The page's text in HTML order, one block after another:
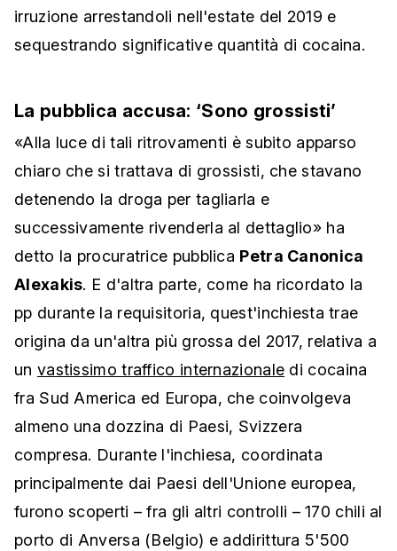
irruzione arrestandoli nell'estate del 2019 e
sequestrando significative quantità di cocaina.
La pubblica accusa: ‘Sono grossisti’
«Alla luce di tali ritrovamenti è subito apparso
chiaro che si trattava di grossisti, che stavano
detenendo la droga per tagliarla e
successivamente rivenderla al dettaglio» ha
detto la procuratrice pubblica Petra Canonica
Alexakis. E d'altra parte, come ha ricordato la
pp durante la requisitoria, quest'inchiesta trae
origina da un'altra più grossa del 2017, relativa a
un vastissimo traffico internazionale di cocaina
fra Sud America ed Europa, che coinvolgeva
almeno una dozzina di Paesi, Svizzera
compresa. Durante l'inchiesa, coordinata
principalmente dai Paesi dell'Unione europea,
furono scoperti – fra gli altri controlli – 170 chili al
porto di Anversa (Belgio) e addirittura 5'500